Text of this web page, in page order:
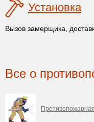
Установка
Вызов замерщика,
Все о